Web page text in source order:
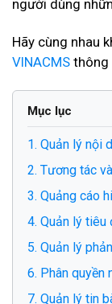
người dùng
Hãy cùng nhau
VINACMS thông
Mục lục
1. Quản lý nội
2. Tương tác
3. Quảng cáo
4. Quản lý tiêu
5. Quản lý
6. Phân quyền
7. Quản lý tin